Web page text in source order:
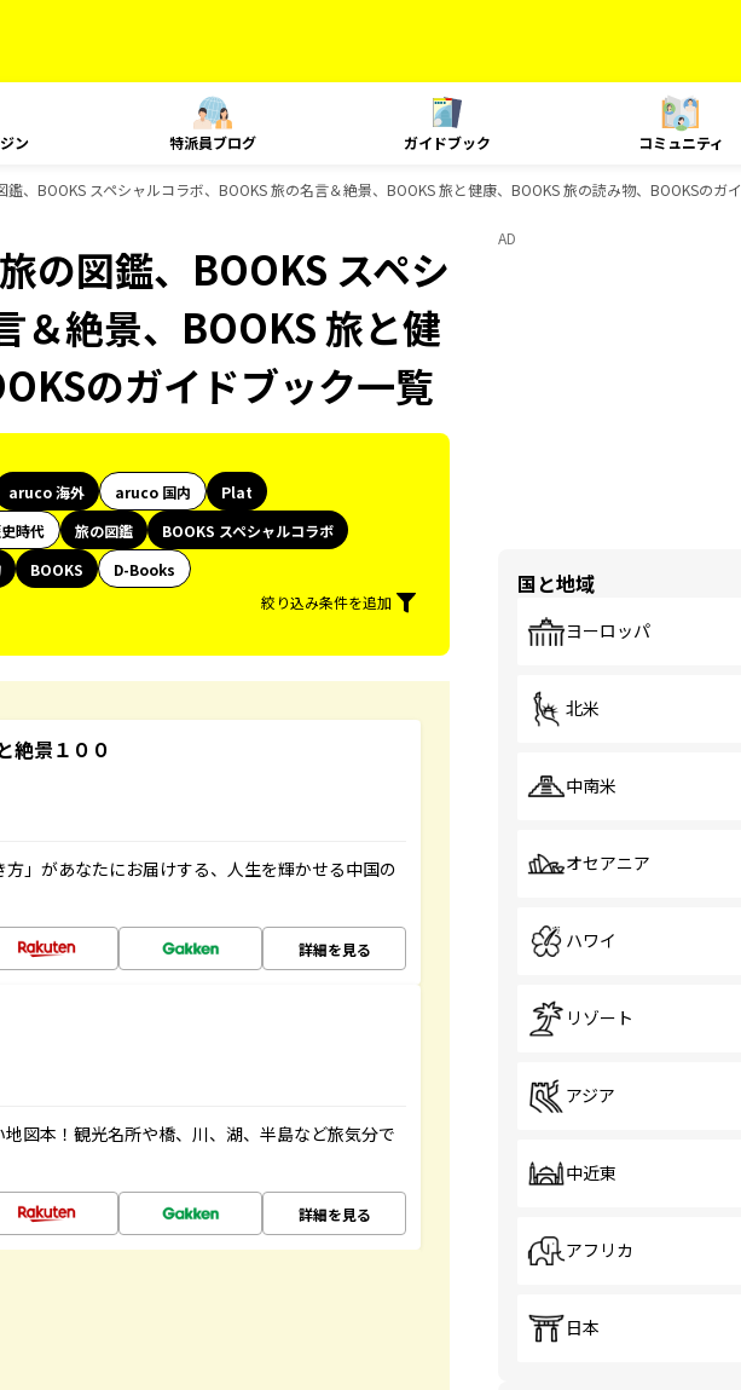
ン 特派員ブログ ガイドブック コミュニティ
、BOOKS スペシャルコラボ、BOOKS 旅の名言＆絶景、BOOKS 旅と健康、BOOKS 旅の読み物、BOOKSのガ
の図鑑、BOOKS スペシ
＆絶景、BOOKS 旅と健
のガイドブック一覧
aruco 海外 aruco 国内
Plat
時代 旅の図鑑
BOOKS スペシャルコラボ
BOOKS
D-Books
絞り込み条件を追加
絶景１００
」があなたにお届けする、人生を輝かせる中国の
詳細を見る
図本！観光名所や橋、川、湖、半島など旅気分で
詳細を見る
AD
国と地域
ヨーロッパ
北米
中南米
オセアニア
ハワイ
リゾート
アジア
中近東
アフリカ
日本